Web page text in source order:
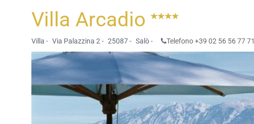
Villa Arcadio
Villa - Via Palazzina 2 - 25087 - Salò - Telefono +39 02 56 56 77 71